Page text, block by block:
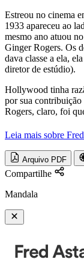
Estreou no cinema
1933 apareceu ao
mesmo ano atuou
Ginger Rogers. Os
dava classe a ela,
diretor de estúdio).
Hollywood tinha
por sua
Rogers, claro, foi
Leia mais sobre
Arquivo PDF
Compartilhe
Mandala